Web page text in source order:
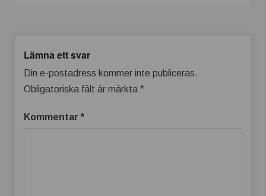
Lämna ett svar
Din e-postadress kommer inte publiceras.
Obligatoriska fält är märkta *
Kommentar *